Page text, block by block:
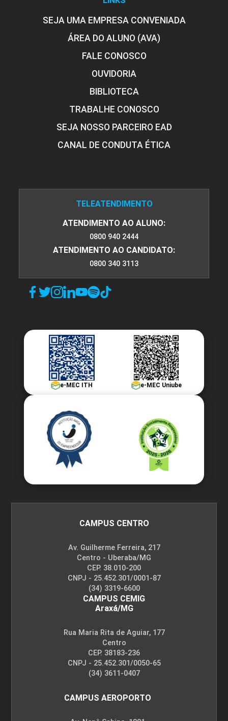
SEJA UMA EMPRESA CONVENIADA
ÁREA DO ALUNO (AVA)
FALE CONOSCO
OUVIDORIA
BIBLIOTECA
TRABALHE CONOSCO
SEJA NOSSO PARCEIRO EAD
CANAL DE CONDUTA ÉTICA
TELEATENDIMENTO
ATENDIMENTO AO ALUNO:
0800 940 2444
ATENDIMENTO AO CANDIDATO:
0800 340 3113
e-MEC ITH e-MEC Uniube
CAMPUS CENTRO
Av. Guilherme Ferreira, 217
Centro - Uberaba/MG
CEP. 38.010-200
CNPJ - 25.452.301/0001-87
(34) 3319-6600
CAMPUS CEMIG
Araxá/MG
Rua Maria Rita de Aguiar, 177
Centro
CEP. 38183-236
CNPJ - 25.452.301/0050-65
(34) 3611-0407
CAMPUS AEROPORTO